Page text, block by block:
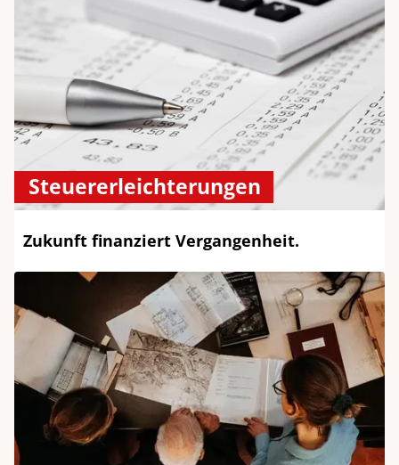
Steuererleichterungen
Zukunft finanziert Vergangenheit.